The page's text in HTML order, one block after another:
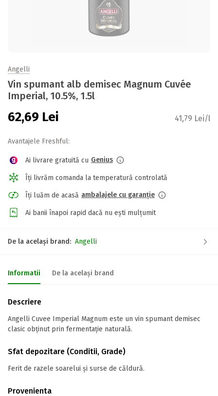
Angelli
Vin spumant alb demisec Magnum Cuvée
Imperial, 10.5%, 1.5l
62,69 Lei 41,79 Lei/l
Avantajele Freshful:
Ai livrare gratuită cu Genius
Îți livrăm comanda la temperatură controlată
Îți luăm de acasă ambalajele cu garanție
Ai banii înapoi rapid dacă nu ești mulțumit
De la același brand: Angelli
Informatii De la același brand
Descriere
Angelli Cuvee Imperial Magnum este un vin spumant demisec
clasic obținut prin fermentație naturală.
Sfat depozitare (Conditii, Grade)
Ferit de razele soarelui şi surse de căldură.
Provenienta